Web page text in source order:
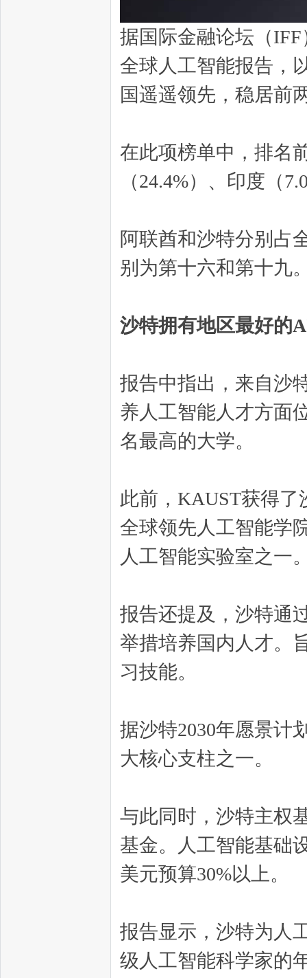
据国际金融论坛（
全球人工智能报告，
国遥遥领先，稳居前
在此项榜单中，排名
（24.4%）、印度（
阿联酋和沙特分别占
别为第十六和第十九
沙特拥有地区最好的
报告中指出，来自沙
养人工智能人才方面
名最高的大学。
此前，KAUST获得了
全球领先人工智能学
人工智能实验室之一
报告还提及，沙特通
举措培养国内人才。
习技能。
据沙特2030年愿景计
大核心支柱之一。
与此同时，沙特主权
基金。人工智能基础
美元预算30%以上。
报告显示，沙特为人
级人工智能科学家的